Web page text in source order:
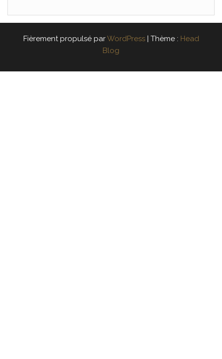
Fièrement propulsé parWordPress Thème : Head
Blog